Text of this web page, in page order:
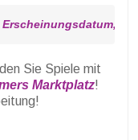
Sie Spiele mit
Marktplatz!